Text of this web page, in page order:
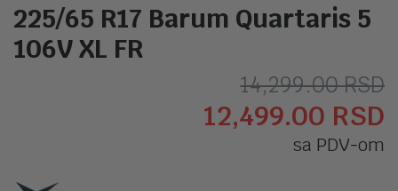
225/65 R17 Barum Quartaris 5
106V XL FR
14,299.00RSD
12,499.00 RSD
sa PDV-om